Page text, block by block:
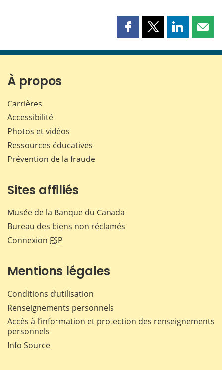
Partager
page
Partager
page
Partager
page page
À propos
Carrières
Accessibilité
Photos et vidéos
Ressources éducatives
Prévention de la fraude
Sites affiliés
Musée de la Banque du Canada
Bureau des biens non réclamés
Connexion FSP
Mentions légales
Conditions d’utilisation
Renseignements personnels
Accès à l’information et protection des renseignements
personnels
Info Source